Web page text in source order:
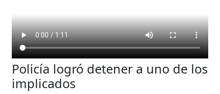
Policía logró detener a uno de los
implicados